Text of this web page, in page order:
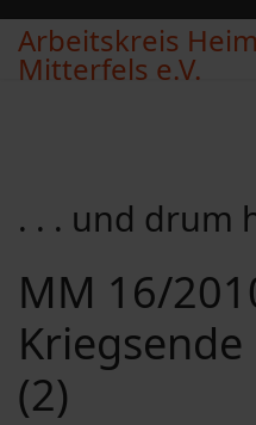
Arbeitskreis
Mitterfels e.V.
. . . und drum
MM 16/
(2)